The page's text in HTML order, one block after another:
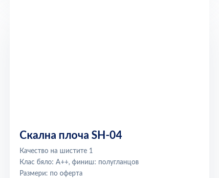
Скална плоча SH-04
Качество на шистите 1
Клас бяло: A++, финиш: полугланцов
Размери: по оферта